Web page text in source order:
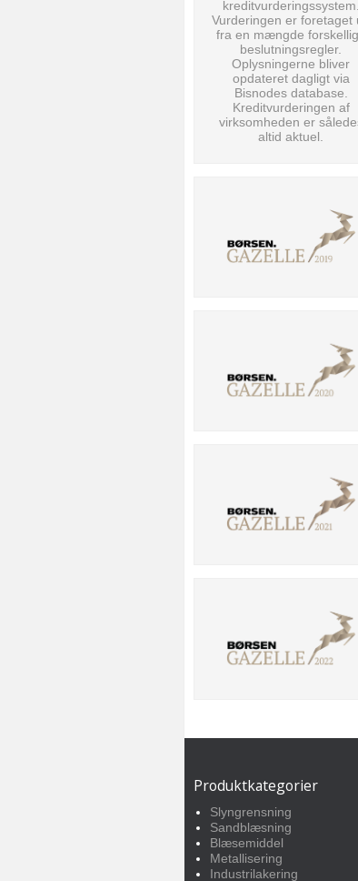
Produktkategorier
Slyngrensning
Sandblæsning
Blæsemiddel
Metallisering
Industrilakering